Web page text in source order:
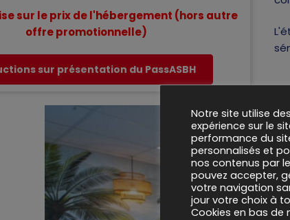
sur le prix de l'hébergement (hors autre
offre promotionnelle)
sur présentation du PassASBH
Notre site utilise
expérience sur le
performance du
personnalisés et
nos contenus par
pouvez accepter,
votre navigation
jour votre choix à
Cookies en bas de